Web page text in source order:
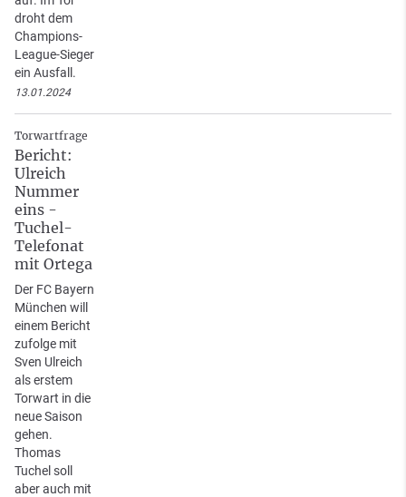
droht dem
Champions-
League-Sieger
ein Ausfall.
13.01.2024
Torwartfrage
Bericht:
Ulreich
Nummer
eins -
Tuchel-
Telefonat
mit Ortega
Der FC Bayern
München will
einem Bericht
zufolge mit
Sven Ulreich
als erstem
Torwart in die
neue Saison
gehen.
Thomas
Tuchel soll
aber auch mit